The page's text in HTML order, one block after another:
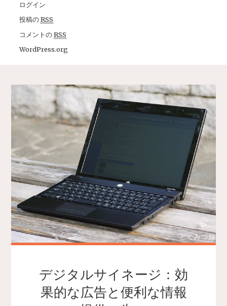
ログイン
投稿のRSS
コメントのRSS
WordPress.org
デジタルサイネージ：効
果的な広告と便利な情報